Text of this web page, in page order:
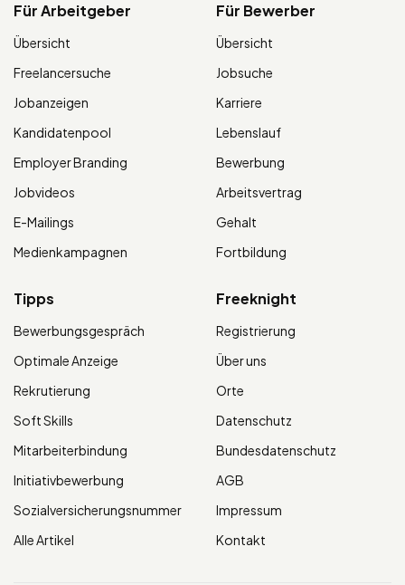
Für Arbeitgeber
Übersicht
Freelancersuche
Jobanzeigen
Kandidatenpool
Employer Branding
Jobvideos
E-Mailings
Medienkampagnen
Für Bewerber
Übersicht
Jobsuche
Karriere
Lebenslauf
Bewerbung
Arbeitsvertrag
Gehalt
Fortbildung
Tipps
Bewerbungsgespräch
Optimale Anzeige
Rekrutierung
Soft Skills
Mitarbeiterbindung
Initiativbewerbung
Sozialversicherungsnummer
Alle Artikel
Freeknight
Registrierung
Über uns
Orte
Datenschutz
Bundesdatenschutz
AGB
Impressum
Kontakt